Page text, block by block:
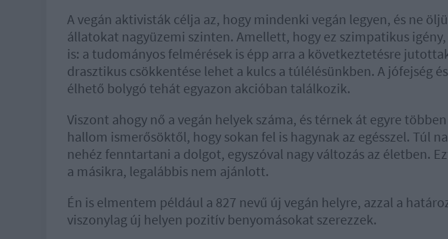
A vegán aktivisták célja az, hogy mindenki vegán legyen, és ne
állatokat nagyüzemi szinten. Amellett, hogy ez szimpatikus
is: a tudományos felmérések is épp arra a következtetésre
drasztikus csökkentése lehet a kulcs a túlélésünkben. A jófejség
élhető bolygó tehát egyazon akcióban találkozik.
Viszont ahogy nő a vegán helyek száma, és térnek át egyre
hallom ismerősöktől, hogy sokan fel is hagynak az egésszel. Túl
nehéz fenntartani a dolgot, egyszóval nagy változás az életben.
a másikra, legalábbis nem ajánlott.
Én is elmentem például a 827 nevű új vegán helyre, azzal a
viszonylag új helyen pozitív benyomásokat szerezzek.